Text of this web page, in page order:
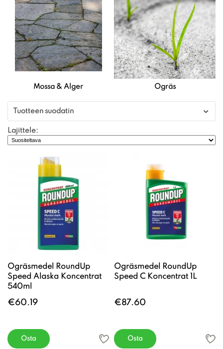
Mossa & Alger Ogräs
Tuotteen suodatin
Lajittele:
Ogräsmedel RoundUp
Speed Alaska Koncentrat
540ml
€60.19
Osta
Ogräsmedel RoundUp
Speed C Koncentrat 1L
€87.60
Osta